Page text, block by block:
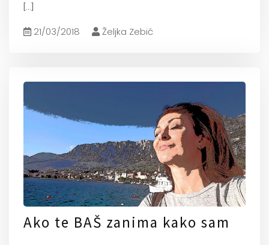
[...]
21/03/2018 Željka Zebić
Ako te BAŠ zanima kako sam